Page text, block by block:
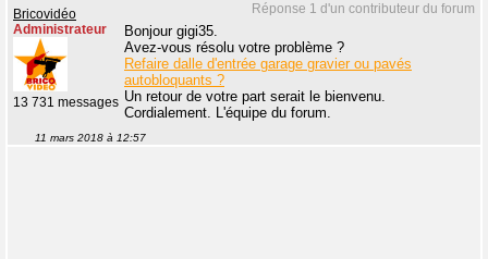
Réponse 1 d'un contributeur du forum
Bricovidéo
Administrateur
13 731 messages
Bonjour gigi35.
Avez-vous résolu votre problème ?
Refaire dalle d'entrée garage gravier ou pavés
autobloquants ?
Un retour de votre part serait le bienvenu.
Cordialement. L'équipe du forum.
11 mars 2018 à 12:57